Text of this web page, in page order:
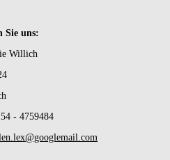
Sie uns:
Willich
- 4759484